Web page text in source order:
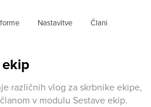
Nastavitve
Člani
različnih vlog za skrbnike ekipe,
v modulu Sestave ekip.